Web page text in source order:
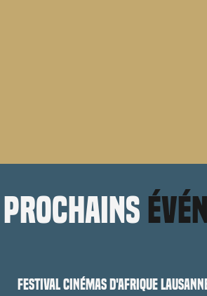
prochains
Festival cinémas d'Afrique